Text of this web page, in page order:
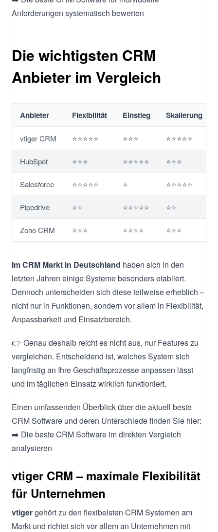
Anforderungen systematisch bewerten
Die wichtigsten CRM
Anbieter im Vergleich
Anbieter Flexibilität Einstieg Skalierung
vtiger CRM ⭐⭐⭐⭐⭐ ⭐⭐⭐ ⭐⭐⭐⭐⭐
HubSpot ⭐⭐⭐ ⭐⭐⭐⭐⭐ ⭐⭐⭐
Salesforce ⭐⭐⭐⭐⭐ ⭐ ⭐⭐⭐⭐⭐
Pipedrive ⭐⭐ ⭐⭐⭐⭐⭐ ⭐⭐
Zoho CRM ⭐⭐⭐ ⭐⭐⭐⭐ ⭐⭐⭐
Im CRM Markt in Deutschland haben sich in den
letzten Jahren einige Systeme besonders etabliert.
Dennoch unterscheiden sich diese teilweise erheblich –
nicht nur in Funktionen, sondern vor allem in Flexibilität,
Anpassbarkeit und Einsatzbereich.
👉 Genau deshalb reicht es nicht aus, nur Features zu
vergleichen. Entscheidend ist, welches System sich
langfristig an Ihre Geschäftsprozesse anpassen lässt
und im täglichen Einsatz wirklich funktioniert.
Einen umfassenden Überblick über die aktuell beste
CRM Software und deren Unterschiede finden Sie hier:
➡️ Die beste CRM Software im direkten Vergleich
analysieren
vtiger CRM – maximale Flexibilität
für Unternehmen
vtigergehört zu den flexibelsten CRM Systemen am
Markt und richtet sich vor allem an Unternehmen mit